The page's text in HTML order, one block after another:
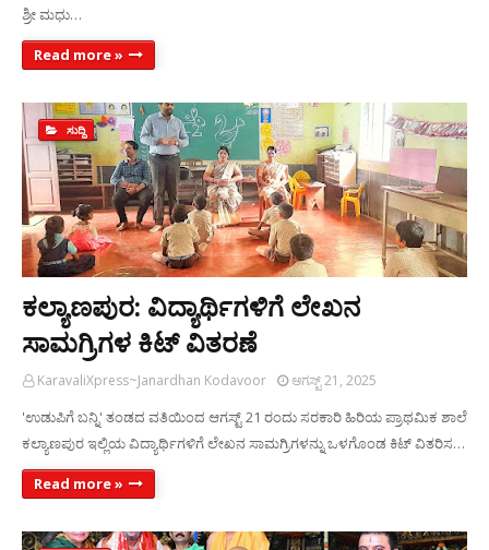
ಶ್ರೀ ಮಧು…
Read more »
ಸುದ್ದಿ
ಕಲ್ಯಾಣಪುರ: ವಿದ್ಯಾರ್ಥಿಗಳಿಗೆ ಲೇಖನ
ಸಾಮಗ್ರಿಗಳ ಕಿಟ್ ವಿತರಣೆ
KaravaliXpress~Janardhan Kodavoor ಆಗಸ್ಟ್ 21, 2025
'ಉಡುಪಿಗೆ ಬನ್ನಿ' ತಂಡದ ವತಿಯಿಂದ ಆಗಸ್ಟ್ 21 ರಂದು ಸರಕಾರಿ ಹಿರಿಯ ಪ್ರಾಥಮಿಕ ಶಾಲೆ
ಕಲ್ಯಾಣಪುರ ಇಲ್ಲಿಯ ವಿದ್ಯಾರ್ಥಿಗಳಿಗೆ ಲೇಖನ ಸಾಮಗ್ರಿಗಳನ್ನು ಒಳಗೊಂಡ ಕಿಟ್ ವಿತರಿಸ…
Read more »